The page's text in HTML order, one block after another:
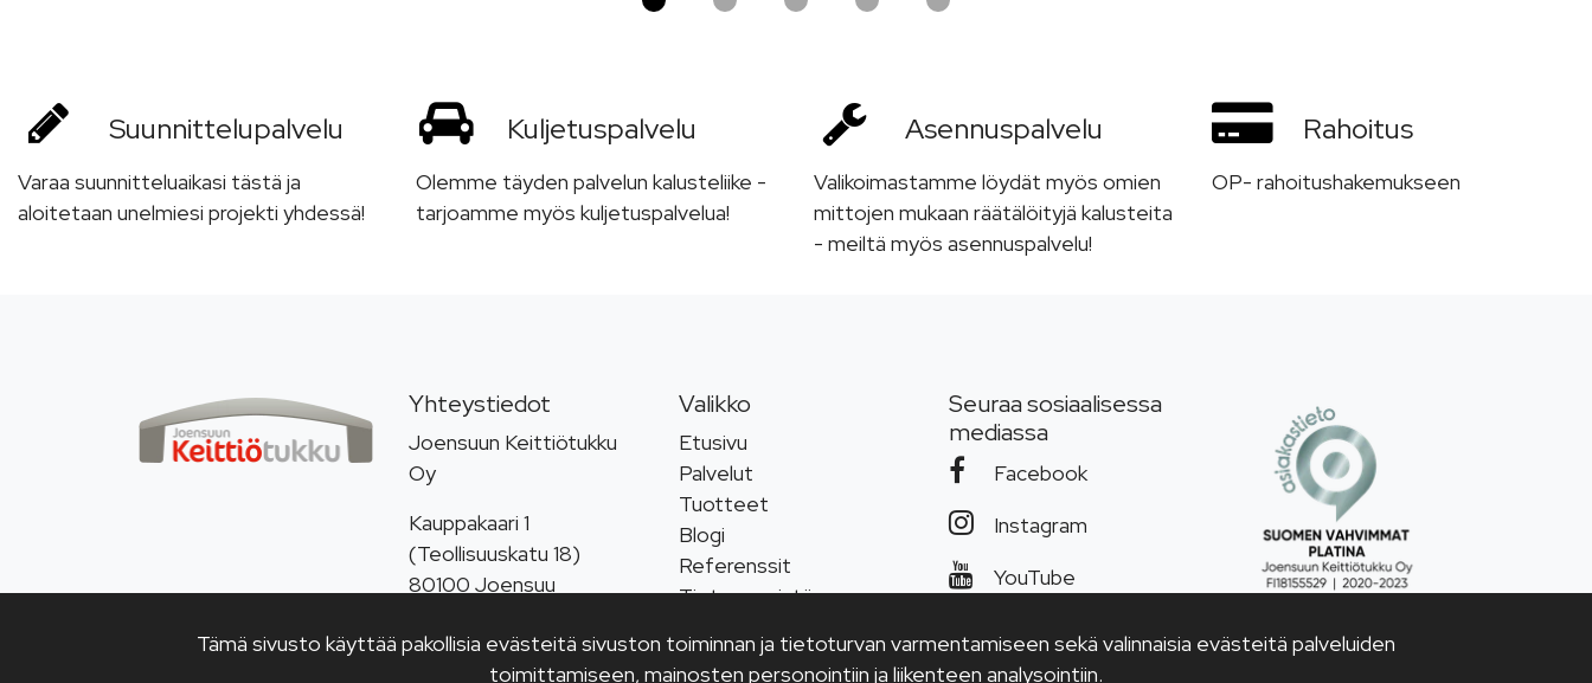
Tämä sivusto käyttää pakollisia evästeitä sivuston toiminnan ja tietoturvan varmentamiseen sekä valinnaisia evästeitä palveluiden
toimittamiseen, mainosten personointiin ja liikenteen analysointiin.
Suunnittelu­palvelu
Varaa suunnitteluaikasi tästä ja
aloitetaan unelmiesi projekti yhdessä!
Kuljetus­palvelu
Olemme täyden palvelun kalusteliike -
tarjoamme myös kuljetuspalvelua!
Asennus­palvelu
Valikoimastamme löydät myös omien
mittojen mukaan räätälöityjä kalusteita
- meiltä myös asennuspalvelu!
Rahoitus
OP- rahoitushakemukseen
Yhteystiedot
Joensuun Keittiötukku
Oy
Kauppakaari 1
(Teollisuuskatu 18)
80100 Joensuu
myynti@keittiotukku.com
Valikko
Etusivu
Palvelut
Tuotteet
Blogi
Referenssit
Tietoa meistä
Seuraa sosiaalisessa
mediassa
Facebook
Instagram
YouTube